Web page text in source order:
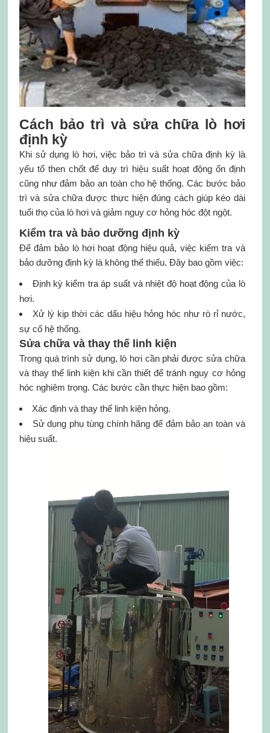
Cách bảo trì và sửa chữa lò hơi
định kỳ
Khi sử dụng lò hơi, việc bảo trì và sửa chữa định kỳ là
yếu tố then chốt để duy trì hiệu suất hoạt động ổn định
cũng như đảm bảo an toàn cho hệ thống. Các bước bảo
trì và sửa chữa được thực hiện đúng cách giúp kéo dài
tuổi thọ của lò hơi và giảm nguy cơ hỏng hóc đột ngột.
Kiểm tra và bảo dưỡng định kỳ
Để đảm bảo lò hơi hoạt động hiệu quả, việc kiểm tra và
bảo dưỡng định kỳ là không thể thiếu. Đây bao gồm việc:
Định kỳ kiểm tra áp suất và nhiệt độ hoạt động của lò
hơi.
Xử lý kịp thời các dấu hiệu hỏng hóc như rò rỉ nước,
sự cố hệ thống.
Sửa chữa và thay thế linh kiện
Trong quá trình sử dụng, lò hơi cần phải được sửa chữa
và thay thế linh kiện khi cần thiết để tránh nguy cơ hỏng
hóc nghiêm trọng. Các bước cần thực hiện bao gồm:
Xác định và thay thế linh kiện hỏng.
Sử dụng phụ tùng chính hãng để đảm bảo an toàn và
hiệu suất.